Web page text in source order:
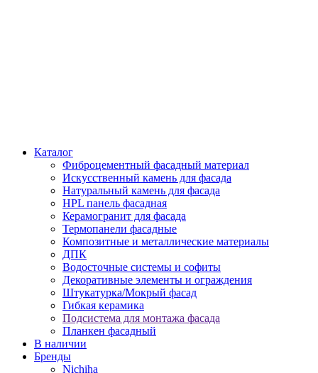
Каталог
Фиброцементный фасадный материал
Искусственный камень для фасада
Натуральный камень для фасада
HPL панель фасадная
Керамогранит для фасада
Термопанели фасадные
Композитные и металлические материалы
ДПК
Водосточные системы и софиты
Декоративные элементы и ограждения
Штукатурка/Мокрый фасад
Гибкая керамика
Подсистема для монтажа фасада
Планкен фасадный
В наличии
Бренды
Nichiha